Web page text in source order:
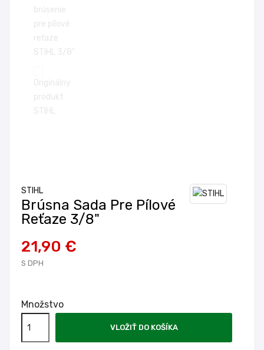
STIHL
Brúsna Sada Pre Pílové
Reťaze 3/8"
21,90 €
S DPH
Množstvo
VLOŽIŤ DO KOŠÍKA